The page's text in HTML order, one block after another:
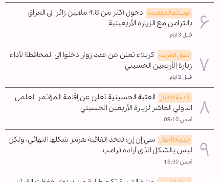
الوسائط المتعدده
دخول أكثر من 4.8 ملايين زائر الى العراق
بالتزامن مع الزيارة الأربعينية
قبل 3 ايام
الدول العربیه كربلاء تعلن عن عدد زوار دخلوا الى المحافظة لأداء
زيارة الأربعين الحسيني
قبل 2 ايام
خدمة الأخبار
العتبة الحسينية تعلن عن إقامة المؤتمر العلمي
الدولي العاشر لزيارة الأربعين الحسيني
أمس 09:10
خدمة الأخبار
سي إن إن: تتخذ اتفاقية هرمز شكلها النهائي، ولكن
ليس بالشكل الذي أراده ترامب
أمس 16:30